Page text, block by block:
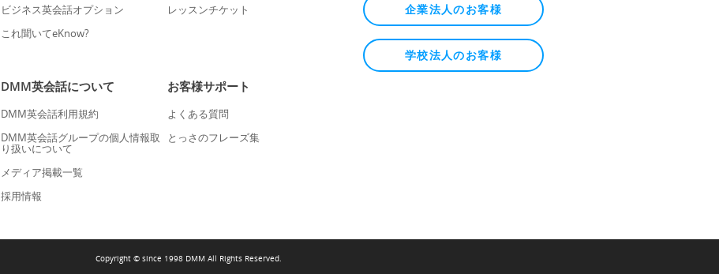
ビジネス英会話オプション
これ聞いてeKnow?
レッスンチケット
DMM英会話について
DMM英会話利用規約
DMM英会話グループの個人情報取
り扱いについて
メディア掲載一覧
採用情報
お客様サポート
よくある質問
とっさのフレーズ集
企業法人のお客様
学校法人のお客様
Copyright © since 1998 DMM All Rights Reserved.